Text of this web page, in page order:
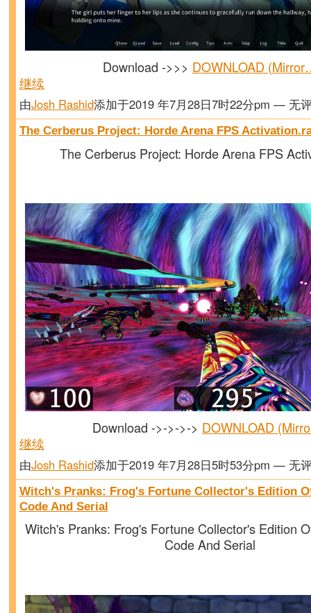
Download ->>> DOWNLOAD
继续
由Josh Rashid添加于2019 年7月28日7时22分pm — 无
The Cerberus Project: Horde Arena FPS
The Cerberus Project: Horde Arena FPS
Download ->->->-> DOWNLOAD
继续
由Josh Rashid添加于2019 年7月28日5时53分pm — 无
Witch's Pranks: Frog's Fortune Collector's Edition
Code And Serial
Witch's Pranks: Frog's Fortune Collector's Edition
Code And Serial